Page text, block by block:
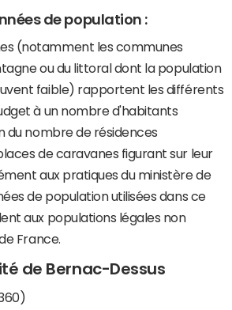
de population :
(notamment les communes
ou du littoral dont la population
faible) rapportent les différents
à un nombre d'habitants
du nombre de résidences
de caravanes figurant sur leur
aux pratiques du ministère de
de population utilisées dans ce
aux populations légales non
France.
de Bernac-Dessus